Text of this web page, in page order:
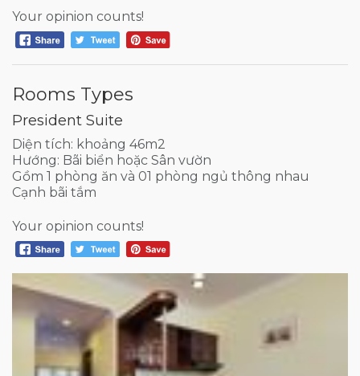
Your opinion counts!
Rooms Types
President Suite
Diện tích: khoảng 46m2
Hướng: Bãi biển hoặc Sân vườn
Gồm 1 phòng ăn và 01 phòng ngủ thông nhau
Cạnh bãi tắm
Your opinion counts!